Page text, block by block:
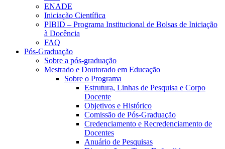
ENADE
Iniciação Científica
PIBID – Programa Institucional de Bolsas de Iniciação
à Docência
FAQ
Pós-Graduação
Sobre a pós-graduação
Mestrado e Doutorado em Educação
Sobre o Programa
Estrutura, Linhas de Pesquisa e Corpo
Docente
Objetivos e Histórico
Comissão de Pós-Graduação
Credenciamento e Recredenciamento de
Docentes
Anuário de Pesquisas